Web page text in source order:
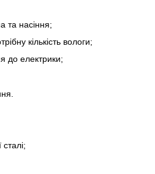
та насіння;
кількість вологи;
до електрики;